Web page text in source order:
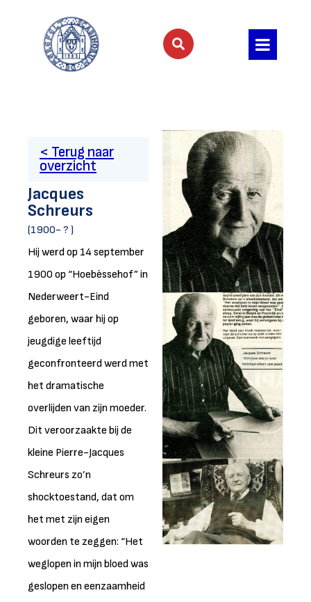
< Terug naar
overzicht
Jacques
Schreurs
(1900- ? )
Hij werd op 14 september
1900 op “Hoebèssehof” in
Nederweert-Eind
geboren, waar hij op
jeugdige leeftijd
geconfronteerd werd met
het dramatische
overlijden van zijn moeder.
Dit veroorzaakte bij de
kleine Pierre-Jacques
Schreurs zo’n
shocktoestand, dat om
het met zijn eigen
woorden te zeggen: “Het
weglopen in mijn bloed was
geslopen en eenzaamheid